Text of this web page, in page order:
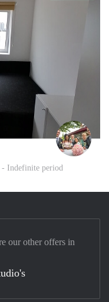
- Indefinite period
our other offers in